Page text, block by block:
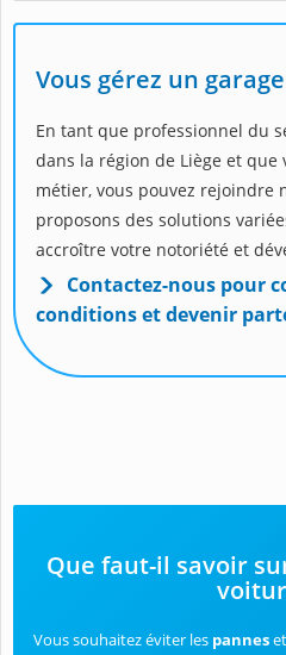
Vous gérez un
En tant que professionnel du
dans la région de Liège et que
métier, vous pouvez rejoindre
proposons des solutions
accroître votre notoriété et
Contactez-nous pour
conditions et devenir
Que faut-il savoir
Vous souhaitez éviter les pannes